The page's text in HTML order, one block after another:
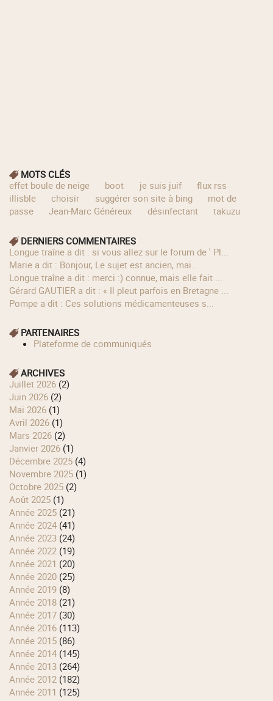
MOTS CLÉS
effet boule de neige
boot je suis juif
flux rss
illisble
choisir suggérer son site à bing
mot de
passe
Jean-Marc Généreux désinfectant takuzu
DERNIERS COMMENTAIRES
longue traîne a dit : si vous allez sur le forum de ' Pl...
Marie a dit : Bonjour, Le sujet est ancien, mai...
longue traîne a dit : merci :) connue, mais elle fait ...
Gérard GAUTIER a dit : « Il pleut parfois en Bretagne ...
Pompe a dit : Ces solutions médicamenteuses s...
PARTENAIRES
Plateforme de communiqués
ARCHIVES
juillet 2026 (2)
juin 2026 (2)
mai 2026 (1)
avril 2026 (1)
mars 2026 (2)
janvier 2026 (1)
décembre 2025 (4)
novembre 2025 (1)
octobre 2025 (2)
août 2025 (1)
année 2025 (21)
année 2024 (41)
année 2023 (24)
année 2022 (19)
année 2021 (20)
année 2020 (25)
année 2019 (8)
année 2018 (21)
année 2017 (30)
année 2016 (113)
année 2015 (86)
année 2014 (145)
année 2013 (264)
année 2012 (182)
année 2011 (125)